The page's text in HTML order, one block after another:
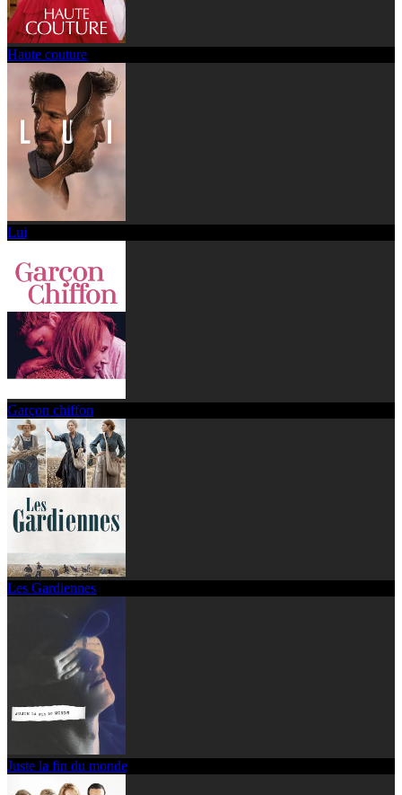
Haute couture
Lui
Garçon chiffon
Les Gardiennes
Juste la fin du monde